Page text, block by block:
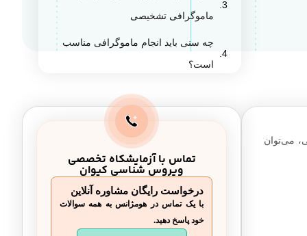
ماموگرافی تشخیصی
چه سنی باید انجام ماموگرافی مناسب
است؟
مامو گرافی چگونه انجام می‌شود
چگونه برای ماموگرافی آماده شویم می‌توان
تماس با آزمایشکاه تخصصی
ویروس شناسی کیوان
درخواست رایگان مشاوره آنلاین
با یک تماس در هومژانس به همه سوالات
خود پاسخ دهید.